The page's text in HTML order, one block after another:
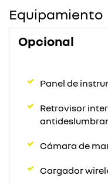
Equipamiento
Opcional
Panel de
Retrovisor
Cámara de
Cargador